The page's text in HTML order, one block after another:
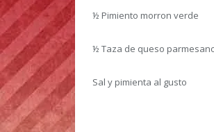
½ Pimiento morron verde
½ Taza de queso
Sal y pimienta al gusto